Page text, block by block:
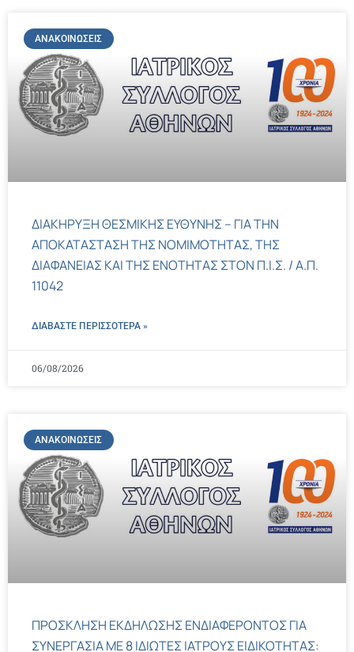
ΑΝΑΚΟΙΝΏΣΕΙΣ
ΔΙΑΚΗΡΥΞΗ ΘΕΣΜΙΚΗΣ ΕΥΘΥΝΗΣ – ΓΙΑ ΤΗΝ
ΑΠΟΚΑΤΑΣΤΑΣΗ ΤΗΣ ΝΟΜΙΜΟΤΗΤΑΣ, ΤΗΣ
ΔΙΑΦΑΝΕΙΑΣ ΚΑΙ ΤΗΣ ΕΝΟΤΗΤΑΣ ΣΤΟΝ Π.Ι.Σ. / Α.Π.
11042
ΔΙΑΒΑΣΤΕ ΠΕΡΙΣΣΌΤΕΡΑ »
06/08/2026
ΑΝΑΚΟΙΝΏΣΕΙΣ
ΠΡΟΣΚΛΗΣΗ ΕΚΔΗΛΩΣΗΣ ΕΝΔΙΑΦΕΡΟΝΤΟΣ ΓΙΑ
ΣΥΝΕΡΓΑΣΙΑ ΜΕ 8 ΙΔΙΩΤΕΣ ΙΑΤΡΟΥΣ ΕΙΔΙΚΟΤΗΤΑΣ: